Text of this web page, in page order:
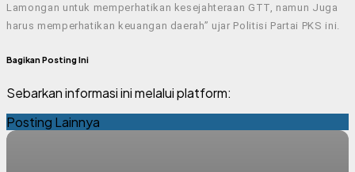
Lamongan untuk memperhatikan kesejahteraan GTT, namun Juga
harus memperhatikan keuangan daerah” ujar Politisi Partai PKS ini.
Bagikan Posting Ini
Sebarkan informasi ini melalui platform:
Posting Lainnya